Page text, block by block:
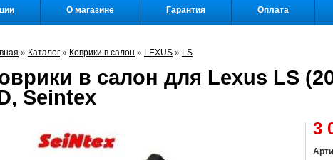
» Каталог » Коврики в салон » LEXUS » LS
в салон для Lexus LS
Seintex
3
О магазине Гарантия Оплата